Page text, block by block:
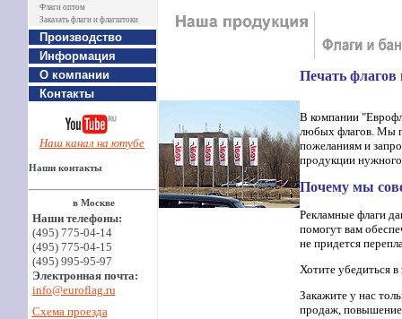
Флаги оптом
Заказать флаги и флагштоки
Производство
Информация
О компании
Контакты
Наш канал на ютубе
Наши контакты
в Москве
Наши телефоны:
(495) 775-04-14
(495) 775-04-15
(495) 995-95-97
Электронная почта:
info@euroflag.ru
Схема проезда
Печать флагов
В компании
любых флагов. Мы
пожеланиям и
продукции нужного
Почему мы
Рекламные флаги
помогут вам
не придется
Хотите убедиться
Закажите у нас
продаж, повышение